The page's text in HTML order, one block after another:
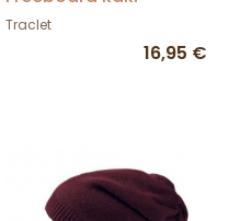
Traclet
16,95 €